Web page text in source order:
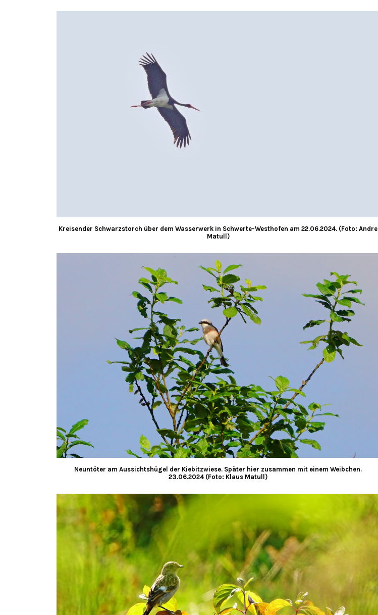
Kreisender Schwarzstorch über dem Wasserwerk in Schwerte-Westhofen am 22.06.2024. (Foto: Andre
Matull)
Neuntöter am Aussichtshügel der Kiebitzwiese. Später hier zusammen mit einem Weibchen.
23.06.2024 (Foto: Klaus Matull)